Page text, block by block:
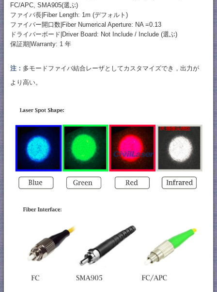
FC/APC, SMA905(選ぶ)
ファイバ長|Fiber Length: 1m (デフォルト)
ファイバー開口数|Fiber Numerical Aperture: NA =0.13
ドライバーボード|Driver Board: Not Include / Include (選ぶ)
保証期|Warranty: 1 年
注： 多モードファイバ結合レーザとしてカスタマイズでき，出力が
より高い。